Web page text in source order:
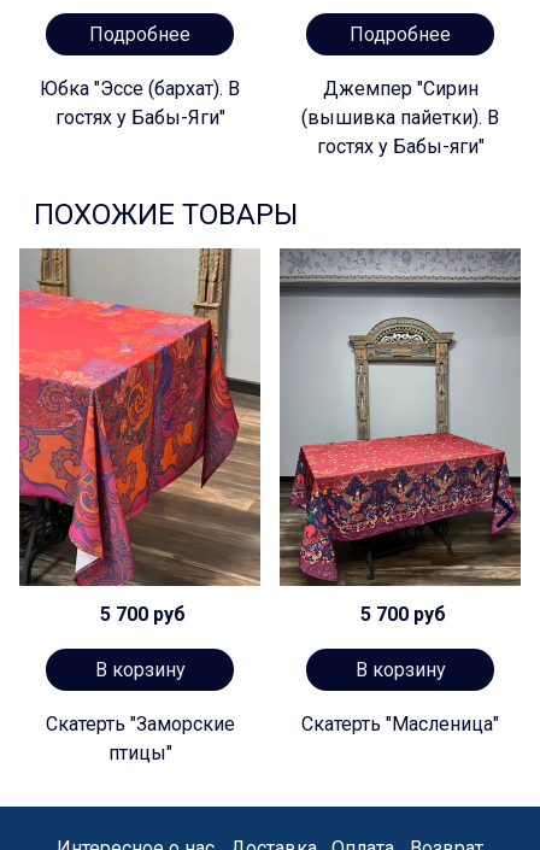
Подробнее
Юбка "Эссе (бархат). В
гостях у Бабы-Яги"
Подробнее
Джемпер "Сирин
(вышивка пайетки). В
гостях у Бабы-яги"
ПОХОЖИЕ ТОВАРЫ
5 700 руб
В корзину
Скатерть "Заморские
птицы"
5 700 руб
В корзину
Скатерть "Масленица"